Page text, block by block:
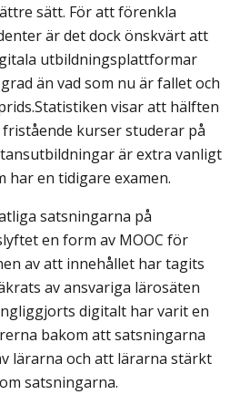
sätt. För att förenkla
är det dock önskvärt att
utbildningsplattformar
än vad som nu är fallet och
visar att hälften
kurser studerar på
är extra vanligt
har en tidigare examen.
satsningarna på
en form av MOOC för
av att innehållet har tagits
av ansvariga lärosäten
digitalt har varit en
bakom att satsningarna
lärarna och att lärarna stärkt
satsningarna.